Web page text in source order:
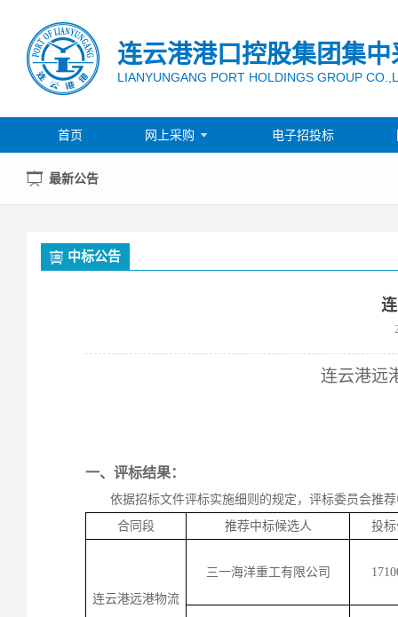
连云港港口控股集团集
LIANYUNGANG PORT HOLDINGS GROUP
首页 网上采购  电子招投标
最新公告
中标公告
连云港远
一、评标结果：
依据招标文件评标实施细则的规定，评标委员会推
合同段
推荐中标候选人 投
连云港远港物流
三一海洋重工有限公司